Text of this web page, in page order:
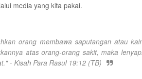
media yang kita pakai.
orang membawa saputangan atau
atas orang-orang sakit, maka
- Kisah Para Rasul 19:12 (TB)